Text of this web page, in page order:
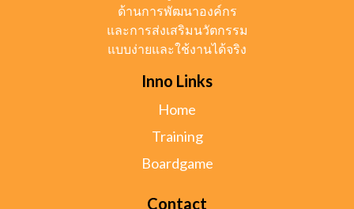
ด้านการพัฒนาองค์กร
และการส่งเสริมนวัตกรรม
แบบง่ายและใช้งานได้จริง
Inno Links
Home
Training
Boardgame
Contact